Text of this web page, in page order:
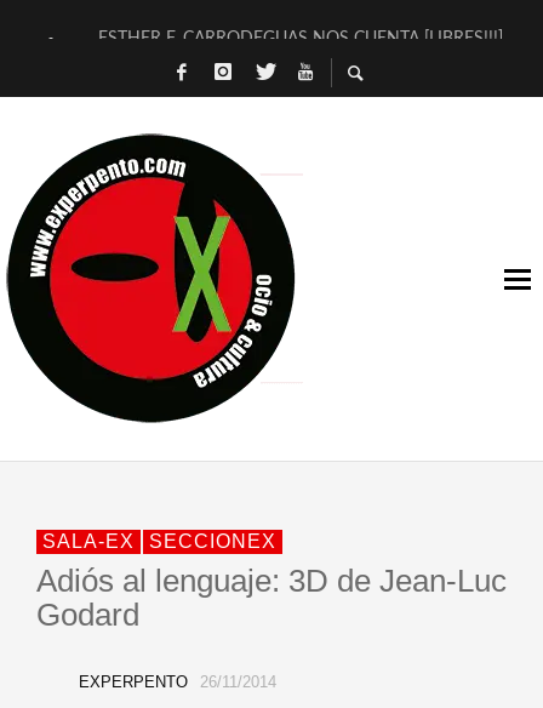
ESTHER F. CARRODEGUAS NOS CUENTA [LIBRES!!!]
[TERRA DE GUAPES] DE SANDRA MONFORT
TIMBRE 4, LA ESCUELA DEL DIRECTOR TEATRAL CLAUDIO
30 AÑOS (NO ES NADA) DE LA KATARSIS DEL TOMATAZO
MILITARES JUDÍAS EN #EXVITA
D’BALDOMEROS REINVENTAN [BITÁCORA 3.0] EN EXVITA
MARSHALL FLASH PRESENTA EN EXVITA [RELATIVA
JOFRE BARDAGÍ EN EXVITA INTERPRETANDO A SERRAT
SALA-EX SECCIONEX
Adiós al lenguaje: 3D de Jean-Luc
Godard
EXPERPENTO 26/11/2014